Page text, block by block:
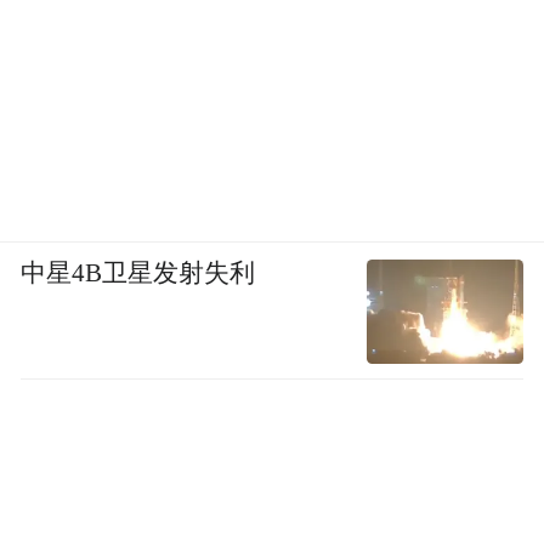
中星4B卫星发射失利